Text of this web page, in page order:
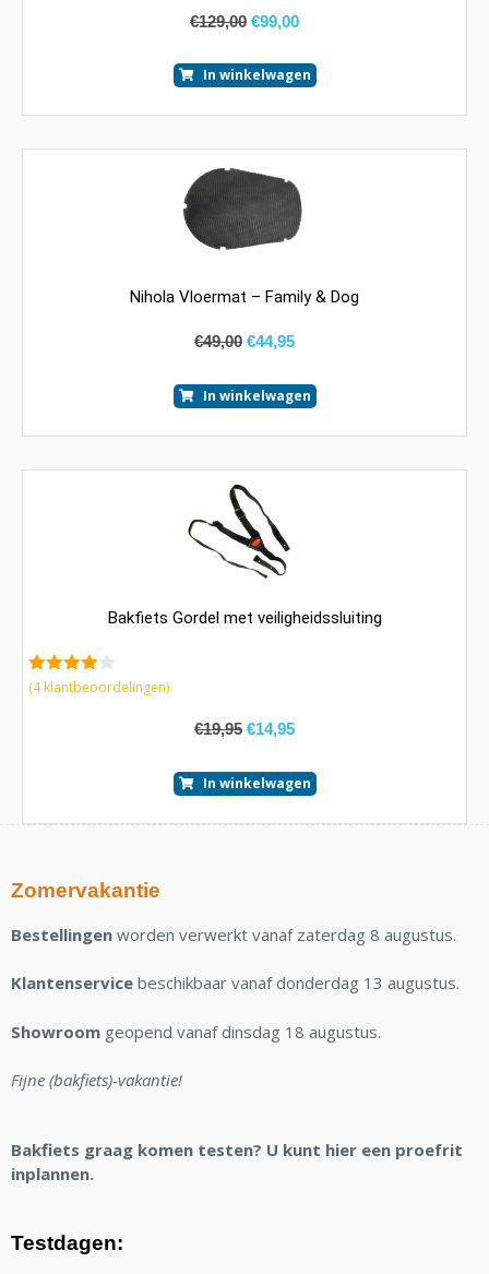
€129,00 €99,00
In winkelwagen
Nihola Vloermat – Family & Dog
€49,00 €44,95
In winkelwagen
Bakfiets Gordel met veiligheidssluiting
4.25van
(4klantbeoordelingen)
€19,95 €14,95
In winkelwagen
Zomervakantie
Bestellingen worden verwerkt vanaf zaterdag 8 augustus.
Klantenservice beschikbaar vanaf donderdag 13 augustus.
Showroom geopend vanaf dinsdag 18 augustus.
Fijne (bakfiets)-vakantie!
Bakfiets graag komen testen? U kunt hier een proefrit
inplannen.
Testdagen: